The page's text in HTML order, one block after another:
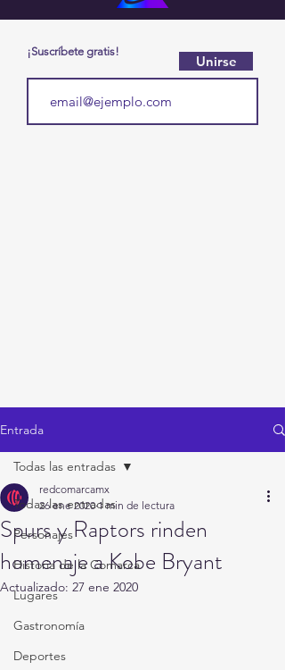
¡Suscríbete gratis!
Unirse
Entrada
Todas las entradas
Personajes
Historia de la Comarca
Lugares
Gastronomía
Deportes
Todas las entradas
Spurs y Raptors rinden
homenaje a Kobe Bryant
redcomarcamx
26 ene 2020 1 min de lectura
Actualizado: 27 ene 2020